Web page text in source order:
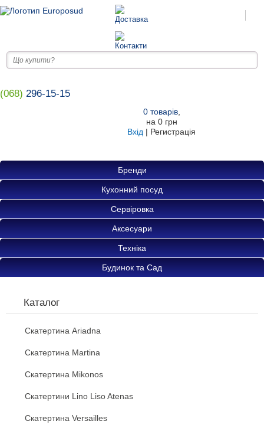
(068) 296-15-15
0товарів,
на 0 грн
Вхід | Регистрація
Бренди
Кухонний посуд
Сервіровка
Аксесуари
Техніка
Будинок та Сад
Каталог
Скатертина Ariadna
Скатертина Martina
Скатертина Mikonos
Скатертини Lino Liso Atenas
Скатертина Versailles